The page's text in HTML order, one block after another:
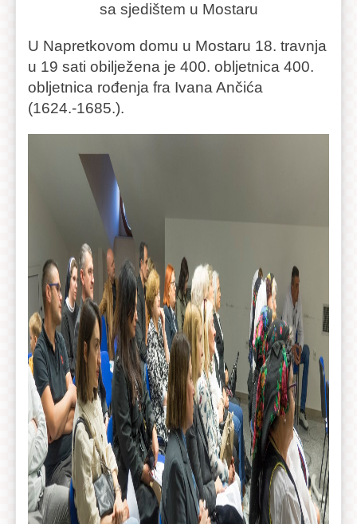
sa sjedištem u Mostaru
U Napretkovom domu u Mostaru 18. travnja
u 19 sati obilježena je 400. obljetnica 400.
obljetnica rođenja fra Ivana Ančića
(1624.-1685.).